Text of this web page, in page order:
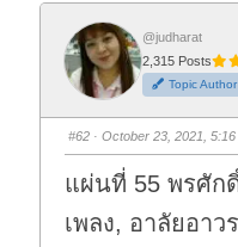
k
f
o
r
t
h
u
m
d
o
n
.
k
o
r
t
h
u
m
u
p
@judharat
2,315 Posts
Topic Author
#62 · October 23, 2021,
แผ่นที่ 55 พรศัก
เพลง, อาลัยอา